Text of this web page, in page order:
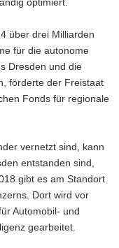
über drei Milliarden
für die autonome
Dresden und die
förderte der Freistaat
Fonds für regionale
vernetzt sind, kann
entstanden sind,
gibt es am Standort
Dort wird vor
Automobil- und
gearbeitet.